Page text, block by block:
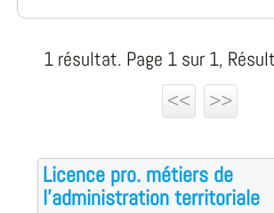
1 résultat. Page 1 sur 1,
<<
>>
Licence pro. métiers de
l'administration territoriale